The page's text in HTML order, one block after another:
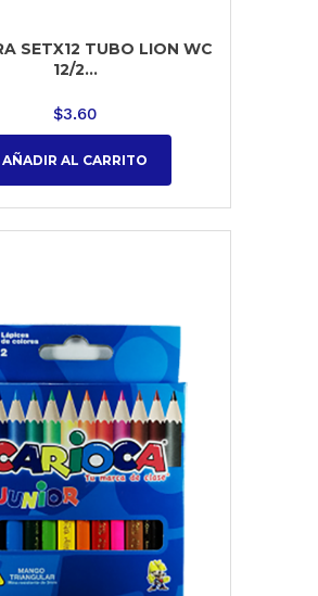
SETX12 TUBO LION WC
12/2...
$3.60
AÑADIR AL CARRITO